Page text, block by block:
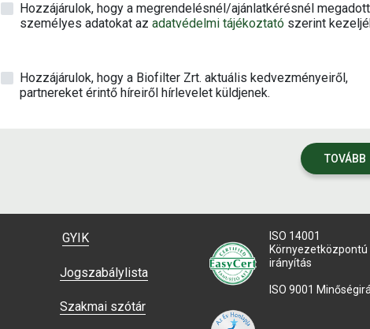
Hozzájárulok, hogy a megrendelésnél/ajánlatkérésnél megadott
személyes adatokat az adatvédelmi tájékoztató szerint
Hozzájárulok, hogy a Biofilter Zrt. aktuális kedvezményeiről,
partnereket érintő híreiről hírlevelet küldjenek.
TOVÁBB
GYIK
Jogszabálylista
Szakmai szótár
ISO 14001
Környezetközpontú
irányítás
ISO 9001